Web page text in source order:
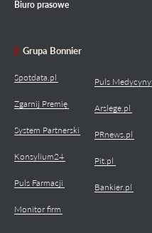
Biuro prasowe
Grupa Bonnier
Spotdata.pl
Zgarnij Premię
System Partnerski
Konsylium24
Puls Farmacji
Monitor firm
Puls Medycyny
Arslege.pl
PRnews.pl
Pit.pl
Bankier.pl